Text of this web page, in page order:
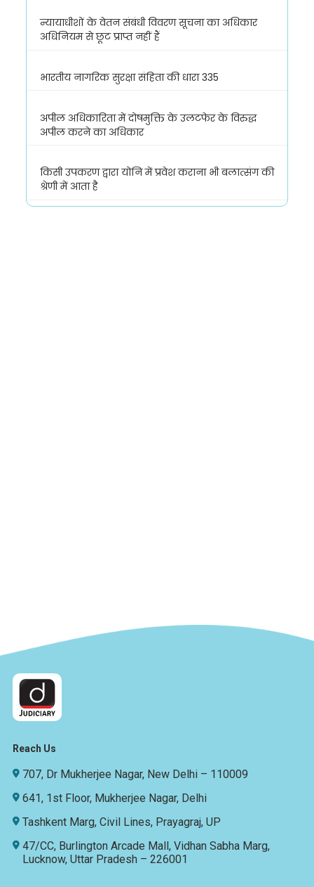
न्यायाधीशों के वेतन संबंधी विवरण सूचना का अधिकार
अधिनियम से छूट प्राप्त नहीं हैं
भारतीय नागरिक सुरक्षा संहिता की धारा 335
अपील अधिकारिता में दोषमुक्ति के उलटफेर के विरुद्ध
अपील करने का अधिकार
किसी उपकरण द्वारा योनि में प्रवेश कराना भी बलात्संग की
श्रेणी में आता है
Reach Us
707, Dr Mukherjee Nagar, New Delhi – 110009
641, 1st Floor, Mukherjee Nagar, Delhi
Tashkent Marg, Civil Lines, Prayagraj, UP
47/CC, Burlington Arcade Mall, Vidhan Sabha Marg,
Lucknow, Uttar Pradesh – 226001